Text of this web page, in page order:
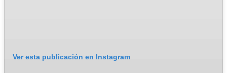
Ver esta publicación en Instagram